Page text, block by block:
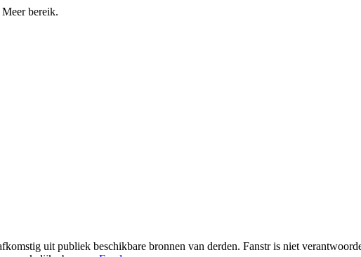
bereik.
uit publiek beschikbare bronnen van derden. Fanstr is niet